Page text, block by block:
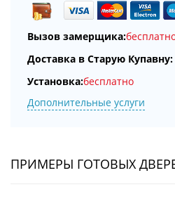
Вызов замерщика:
Доставка в Старую Купавну:
Установка:бесплатно
Дополнительные услуги
ПРИМЕРЫ ГОТОВЫХ